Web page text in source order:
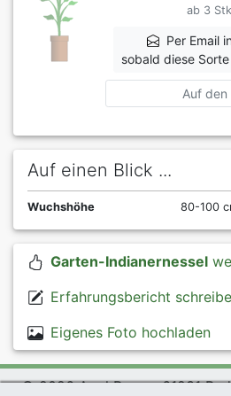
ab 3
Per Email
sobald diese
Auf
Auf einen Blick ...
Wuchshöhe 80-100
Garten-Indianernessel
Erfahrungsbericht
Eigenes Foto hochladen
© 2026 Agel Rosen, 61231